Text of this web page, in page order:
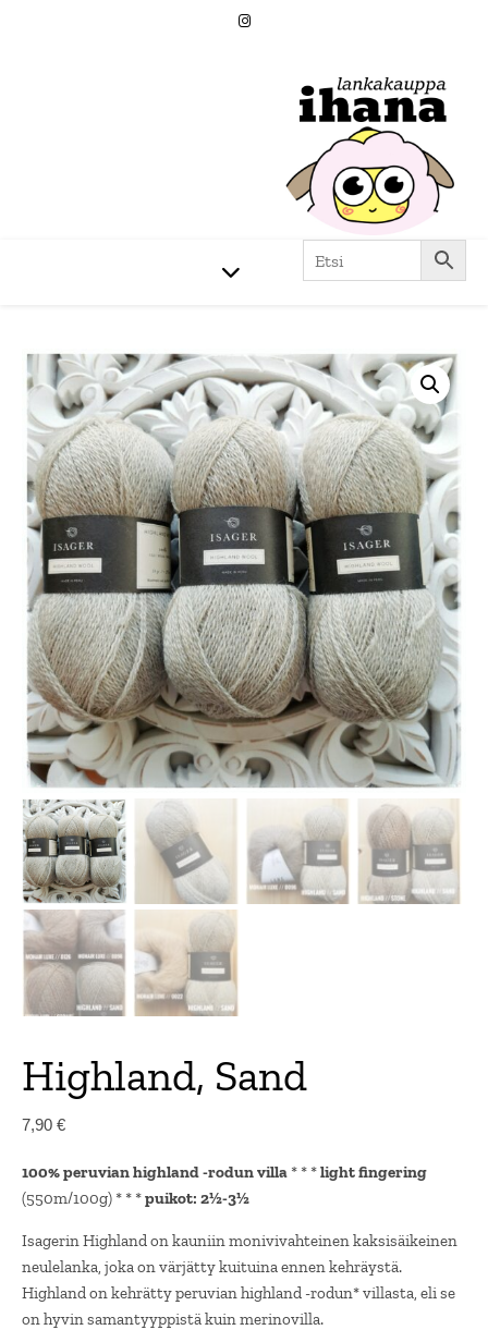
Highland, Sand
7,90 €
100% peruvian highland -rodun villa * * *light fingering
(550m/100g) * * *puikot: 2½-3½
Isagerin Highland on kauniin monivivahteinen kaksisäikeinen
neulelanka, joka on värjätty kuituina ennen kehräystä.
Highland on kehrätty peruvian highland -rodun* villasta, eli se
on hyvin samantyyppistä kuin merinovilla.